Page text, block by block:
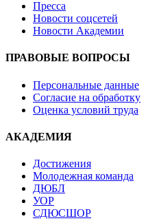
Пресса
Новости соцсетей
Новости Академии
ПРАВОВЫЕ ВОПРОСЫ
Персональные данные
Согласие на обработку
Оценка условий труда
АКАДЕМИЯ
Достижения
Молодежная команда
ДЮБЛ
УОР
СДЮСШОР